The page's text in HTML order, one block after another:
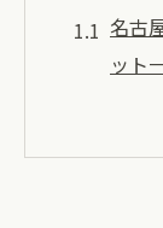
名古
ット
建